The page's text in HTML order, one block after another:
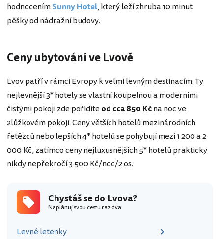
hodnocenímSunny Hotel, který leží zhruba 10 minut
pěšky od nádražní budovy.
Ceny ubytování ve Lvově
Lvov patří v rámci Evropy k velmi levným destinacím. Ty
nejlevnější 3* hotely se vlastní koupelnou a moderními
čistými pokoji zde pořídíte od cca 850 Kčna noc ve
2lůžkovém pokoji. Ceny větších hotelů mezinárodních
řetězců nebo lepších 4* hotelů se pohybují mezi 1 200 a 2
000 Kč, zatímco ceny nejluxusnějších 5* hotelů prakticky
nikdy nepřekročí 3 500 Kč/noc/2 os.
Chystáš se do Lvova?
Naplánuj svou cestu raz dva
Levné letenky